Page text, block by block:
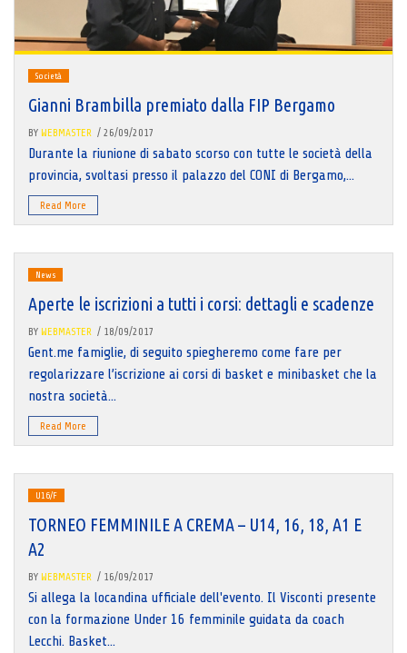
Società
Gianni Brambilla premiato dalla FIP Bergamo
BY WEBMASTER / 26/09/2017
Durante la riunione di sabato scorso con tutte le società della
provincia, svoltasi presso il palazzo del CONI di Bergamo,...
Read More
News
Aperte le iscrizioni a tutti i corsi: dettagli e scadenze
BY WEBMASTER / 18/09/2017
Gent.me famiglie, di seguito spiegheremo come fare per
regolarizzare l’iscrizione ai corsi di basket e minibasket che la
nostra società...
Read More
U16/F
TORNEO FEMMINILE A CREMA – U14, 16, 18, A1 E
A2
BY WEBMASTER / 16/09/2017
Si allega la locandina ufficiale dell'evento. Il Visconti presente
con la formazione Under 16 femminile guidata da coach
Lecchi. Basket...